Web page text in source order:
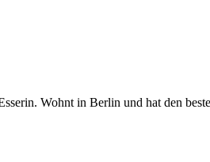
Wohnt in Berlin und hat den